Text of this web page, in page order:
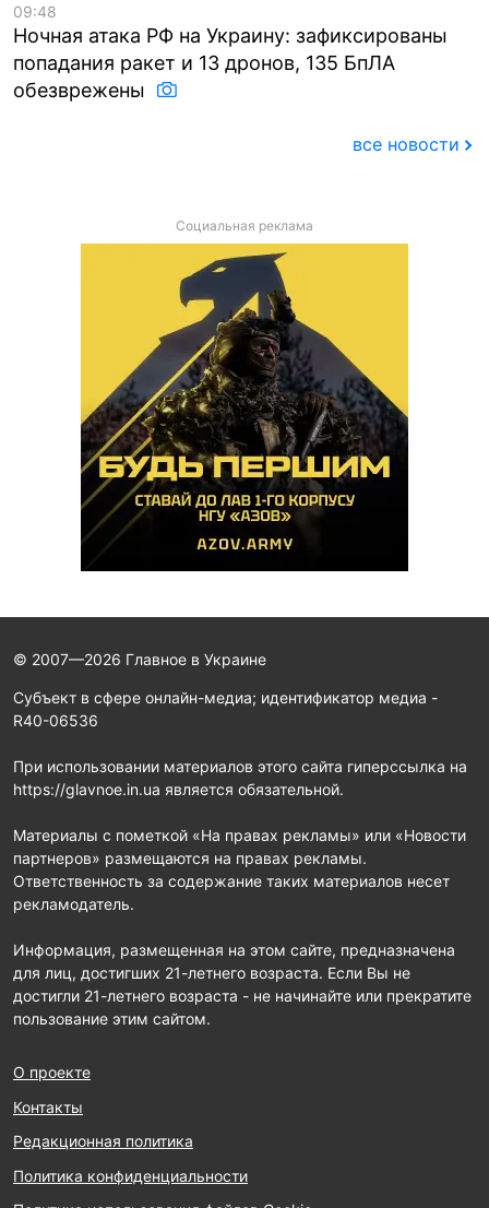
09:48
Ночная атака РФ на Украину: зафиксированы
попадания ракет и 13 дронов, 135 БпЛА
обезврежены
все новости
Социальная реклама
© 2007—2026 Главное в Украине
Субъект в сфере онлайн-медиа; идентификатор медиа -
R40-06536
При использовании материалов этого сайта гиперссылка на
https://glavnoe.in.ua является обязательной.
Материалы с пометкой «На правах рекламы» или «Новости
партнеров» размещаются на правах рекламы.
Ответственность за содержание таких материалов несет
рекламодатель.
Информация, размещенная на этом сайте, предназначена
для лиц, достигших 21-летнего возраста. Если Вы не
достигли 21-летнего возраста - не начинайте или прекратите
пользование этим сайтом.
О проекте
Контакты
Редакционная политика
Политика конфиденциальности